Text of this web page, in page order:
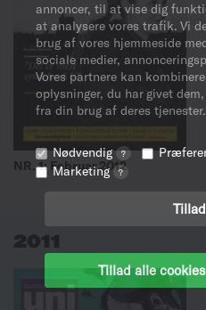
annoncer, til at vise dig
at analysere vores trafik. Vi
brug af vores hjemmeside
sociale medier,
Vores partnere kan
oplysninger, du har givet
fra din brug af deres tjenester.
Nødvendig ?
Marketing ?
Tillad alle cookies
NR. 1: Februar 2012
2011